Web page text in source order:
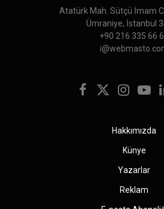
Atatürk Mah. Sütçü İmam
Ümraniye, İstanbul
+90 216 335 66
Facebook
X
Instagram
Hakkımızda
Künye
Yazarlar
Reklam